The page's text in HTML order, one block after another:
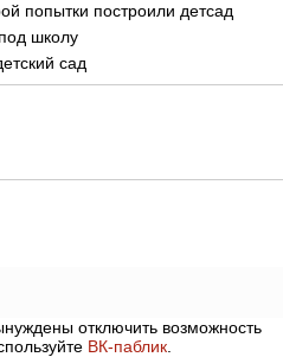
попытки построили детсад
школу
сад
отключить возможность
ВК-паблик